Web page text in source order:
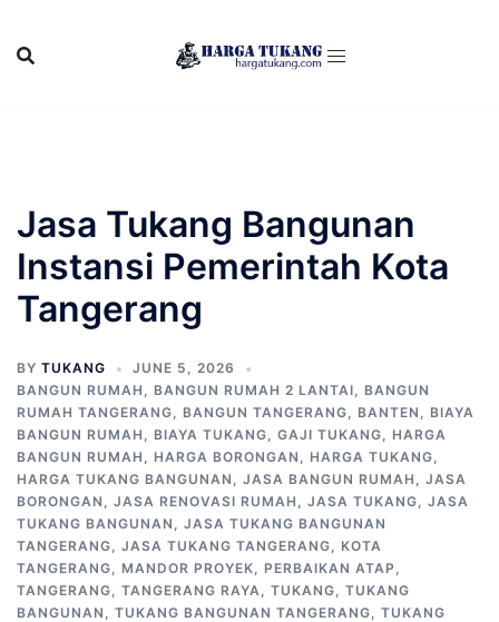
content
Jasa Tukang Bangunan
Instansi Pemerintah Kota
Tangerang
BY TUKANG
JUNE 5, 2026
BANGUN RUMAH , BANGUN RUMAH 2 LANTAI, BANGUN
RUMAH TANGERANG, BANGUN TANGERANG, BANTEN , BIAYA
BANGUN RUMAH , BIAYA TUKANG, GAJI TUKANG, HARGA
BANGUN RUMAH , HARGA BORONGAN , HARGA TUKANG,
HARGA TUKANG BANGUNAN , JASA BANGUN RUMAH , JASA
BORONGAN , JASA RENOVASI RUMAH , JASA TUKANG, JASA
TUKANG BANGUNAN , JASA TUKANG BANGUNAN
TANGERANG, JASA TUKANG TANGERANG, KOTA
TANGERANG, MANDOR PROYEK, PERBAIKAN ATAP ,
TANGERANG, TANGERANG RAYA, TUKANG, TUKANG
BANGUNAN , TUKANG BANGUNAN TANGERANG, TUKANG